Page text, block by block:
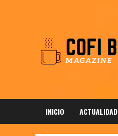
INICIO ACTUALIDAD